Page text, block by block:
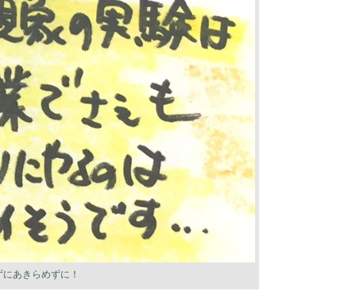
あきらめずに！